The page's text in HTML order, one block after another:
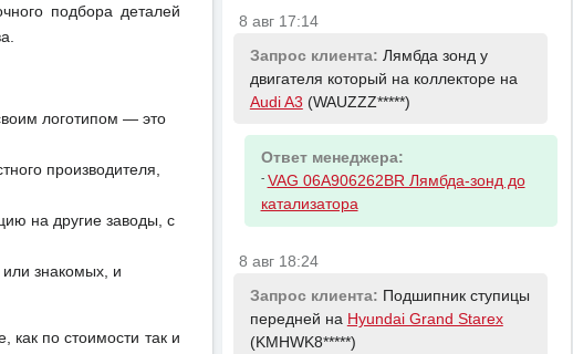
подбора деталей
логотипом — это
производителя,
на другие заводы, с
знакомых, и
по стоимости так и
8 авг 17:14
Запрос клиента: Лямбда зонд у
двигателя который на коллекторе на
Audi A3 (WAUZZZ*****)
Ответ менеджера:
- VAG 06A906262BR Лямбда-зонд до
катализатора
8 авг 18:24
Запрос клиента: Подшипник ступицы
передней на Hyundai Grand Starex
(KMHWK8*****)